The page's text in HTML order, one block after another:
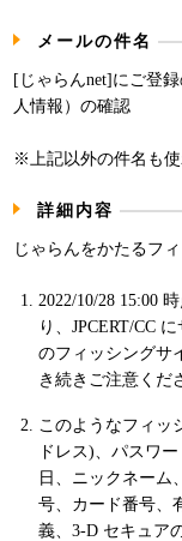
メールの件名
[じゃらんnet]にご登
人情報）の確認
※上記以外の件名も使
詳細内容
じゃらんをかたるフ
2022/10/28 15:00
り、JPCERT/CC
のフィッシングサ
き続きご注意くだ
このようなフィッ
ドレス)、パスワ
日、ニックネーム
号、カード番号、
義、3-D セキュア